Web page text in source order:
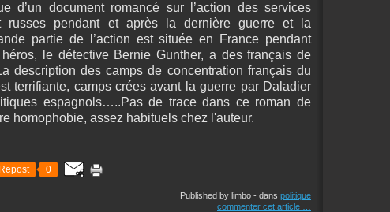
d’un document romancé sur l’action des services
russes pendant et après la dernière guerre et la
partie de l’action est située en France pendant
le détective Bernie Gunther, a des français de
description des camps de concentration français du
terrifiante, camps crées avant la guerre par Daladier
espagnols…..Pas de trace dans ce roman de
homophobie, assez habituels chez l'auteur.
Repost 0
Published by limbo - dans politique
commenter cet article